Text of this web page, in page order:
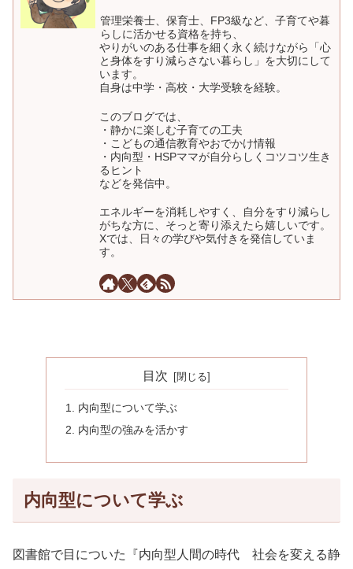
管理栄養士、保育士、FP3級など、子育てや暮
らしに活かせる資格を持ち、
やりがいのある仕事を細く永く続けながら「心
と身体をすり減らさない暮らし」を大切にして
います。
自身は中学・高校・大学受験を経験。
このブログでは、
・静かに楽しむ子育ての工夫
・こどもの通信教育やおでかけ情報
・内向型・HSPママが自分らしくコツコツ生き
るヒント
などを発信中。
エネルギーを消耗しやすく、自分をすり減らし
がちな方に、そっと寄り添えたら嬉しいです。
Xでは、日々の学びや気付きを発信していま
す。
目次
内向型について学ぶ
内向型の強みを活かす
内向型について学ぶ
図書館で目についた『内向型人間の時代 社会を変える静